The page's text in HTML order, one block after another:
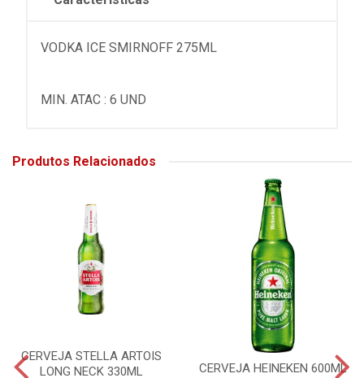
VODKA ICE SMIRNOFF 275ML
MIN. ATAC : 6 UND
Produtos Relacionados
CERVEJA STELLA ARTOIS
LONG NECK 330ML
CERVEJA HEINEKEN 600ML